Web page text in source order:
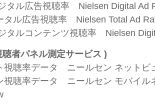
タル広告視聴率 Nielsen Digital Ad
タル広告視聴率 Nielsen Total Ad
タルコンテンツ視聴率 Nielsen
聴者パネル測定サービス )
視聴率データ ニールセン ネットビ
視聴率データ ニールセン モバイ